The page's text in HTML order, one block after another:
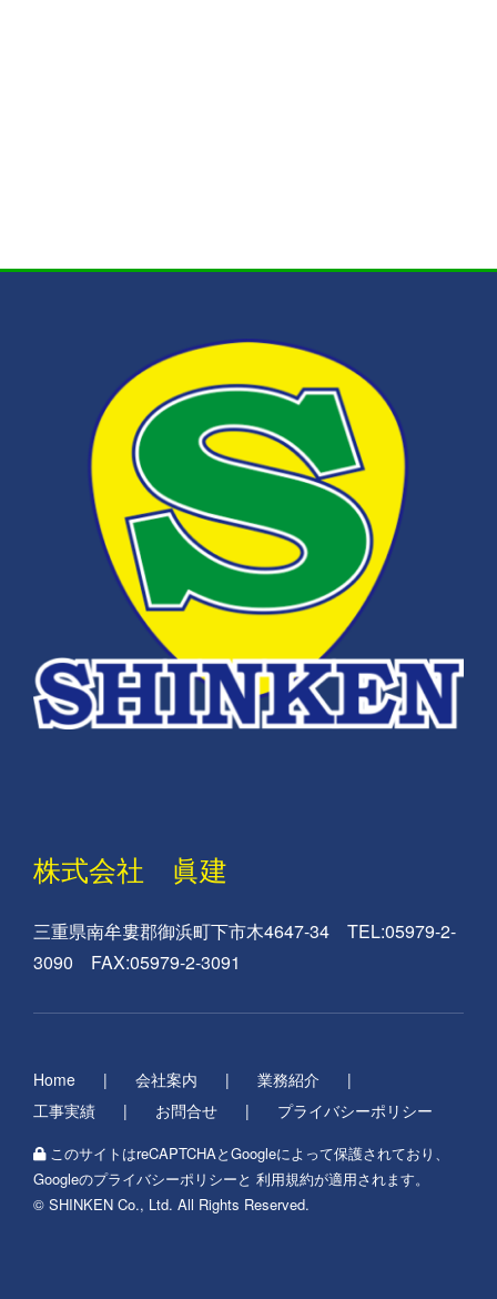
株式会社 眞建
三重県南牟婁郡御浜町下市木4647-34 TEL:05979-2-
3090 FAX:05979-2-3091
Home 会社案内
業務紹介
工事実績
お問合せ プライバシーポリシー
このサイトはreCAPTCHAとGoogleによって保護されており、
Googleのプライバシーポリシーと 利用規約が適用されます。
© SHINKEN Co., Ltd. All Rights Reserved.